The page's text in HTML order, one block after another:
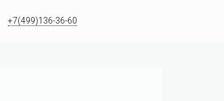
+7(499)136-36-60